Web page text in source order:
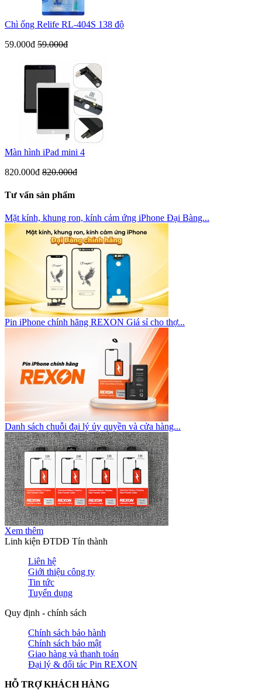
Chì ống Relife RL-404S 138 độ
59.000đ 59.000đ
Màn hình iPad mini 4
820.000đ 820.000đ
Tư vấn sản phẩm
Mặt kính, khung ron, kính cảm ứng iPhone Đại Bàng...
Pin iPhone chính hãng REXON Giá sỉ cho thợ...
Danh sách chuỗi đại lý ủy quyền và cửa hàng...
Xem thêm
Linh kiện ĐTDĐ Tín thành
Liên hệ
Giới thiệu công ty
Tin tức
Tuyển dụng
Quy định - chính sách
Chính sách bảo hành
Chính sách bảo mật
Giao hàng và thanh toán
Đại lý & đối tác Pin REXON
HỖ TRỢ KHÁCH HÀNG